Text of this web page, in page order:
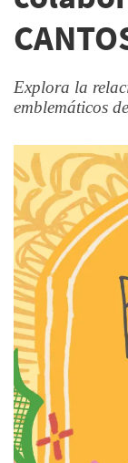
Explora la
emblemáticos